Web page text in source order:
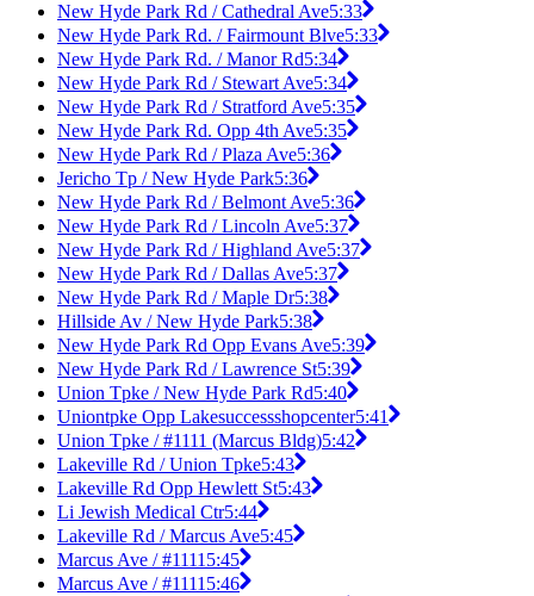
New Hyde Park Rd / Cathedral Ave5:33
New Hyde Park Rd. / Fairmount Blve5:33
New Hyde Park Rd. / Manor Rd5:34
New Hyde Park Rd / Stewart Ave5:34
New Hyde Park Rd / Stratford Ave5:35
New Hyde Park Rd. Opp 4th Ave5:35
New Hyde Park Rd / Plaza Ave5:36
Jericho Tp / New Hyde Park5:36
New Hyde Park Rd / Belmont Ave5:36
New Hyde Park Rd / Lincoln Ave5:37
New Hyde Park Rd / Highland Ave5:37
New Hyde Park Rd / Dallas Ave5:37
New Hyde Park Rd / Maple Dr5:38
Hillside Av / New Hyde Park5:38
New Hyde Park Rd Opp Evans Ave5:39
New Hyde Park Rd / Lawrence St5:39
Union Tpke / New Hyde Park Rd5:40
Uniontpke Opp Lakesuccessshopcenter5:41
Union Tpke / #1111 (Marcus Bldg)5:42
Lakeville Rd / Union Tpke5:43
Lakeville Rd Opp Hewlett St5:43
Li Jewish Medical Ctr5:44
Lakeville Rd / Marcus Ave5:45
Marcus Ave / #1111 5:45
Marcus Ave / #1111 5:46